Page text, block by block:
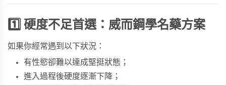
1️⃣ 硬度不足首選：威而鋼學名藥方案
如果你經常遇到以下狀況：
有性慾卻難以達成堅挺狀態；
進入過程後硬度逐漸下降；